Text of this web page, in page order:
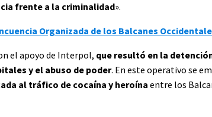
frente a la criminalidad».
Organizada de los Balcanes
el apoyo de Interpol, que resultó en la
y el abuso de poder. En este operativo se
al tráfico de cocaína y heroína entre los